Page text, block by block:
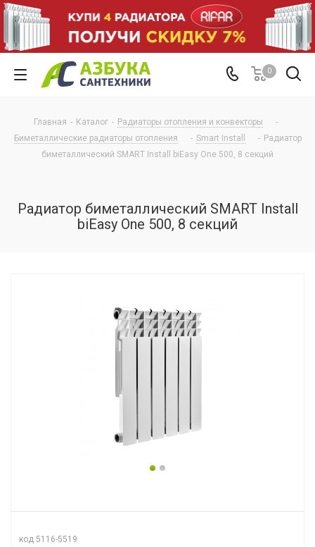
0
Главная - Каталог - Радиаторы отопления и конвекторы
-
Биметаллические радиаторы отопления
- Smart Install - Радиатор
биметаллический SMART Install biEasy One 500, 8 секций
Радиатор биметаллический SMART Install
biEasy One 500, 8 секций
код 5116-5519